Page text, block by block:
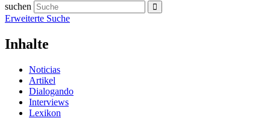
suchen
Erweiterte Suche
Inhalte
Noticias
Artikel
Dialogando
Interviews
Lexikon